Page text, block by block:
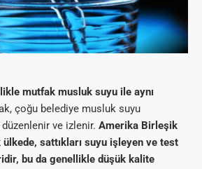
mutfak musluk suyu ile aynı
çoğu belediye musluk suyu
düzenlenir ve izlenir. Amerika Birleşik
sattıkları suyu işleyen ve test
bu da genellikle düşük kalite